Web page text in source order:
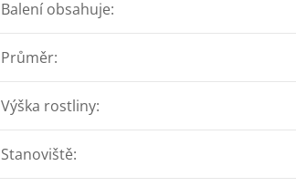
Balení obsahuje:
Průměr:
Výška rostliny:
Stanoviště: